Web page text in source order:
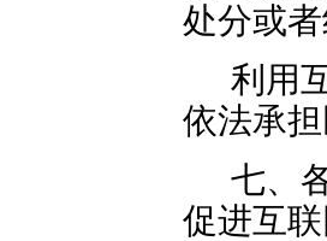
处分或者
利用
依法承担
七、
促进互